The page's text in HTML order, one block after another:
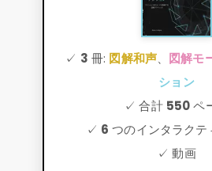
✓ 3 冊: 図解和声、 図解モ
ション
✓ 合計 550ペ
✓ 6 つのインタラクテ
✓ 動画